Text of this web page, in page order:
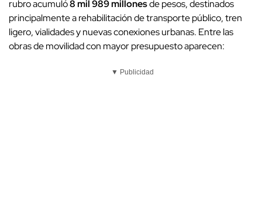
rubro acumuló8 mil 989 millonesde pesos, destinados
principalmente a rehabilitación de transporte público, tren
ligero, vialidades y nuevas conexiones urbanas. Entre las
obras de movilidad con mayor presupuesto aparecen:
▼ Publicidad